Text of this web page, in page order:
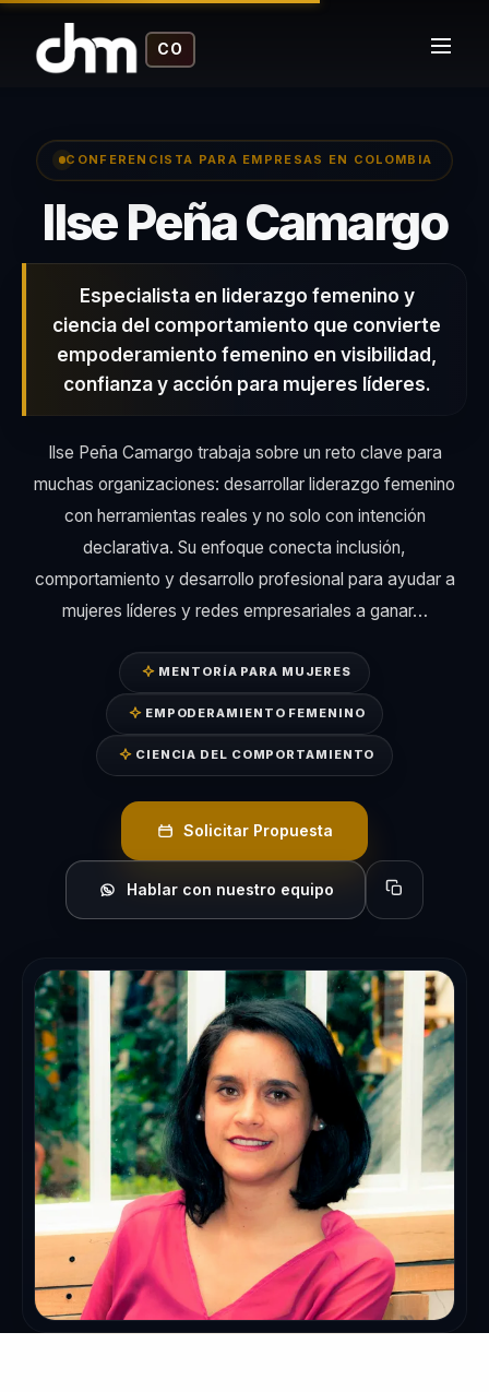
CO
CONFERENCISTA PARA EMPRESAS EN COLOMBIA
Ilse Peña Camargo–
Especialista en liderazgo femenino y
ciencia del comportamiento que convierte
empoderamiento femenino en visibilidad,
confianza y acción para mujeres líderes.
Ilse Peña Camargo trabaja sobre un reto clave para
muchas organizaciones: desarrollar liderazgo femenino
con herramientas reales y no solo con intención
declarativa. Su enfoque conecta inclusión,
comportamiento y desarrollo profesional para ayudar a
mujeres líderes y redes empresariales a ganar…
MENTORÍA PARA MUJERES
EMPODERAMIENTO FEMENINO
CIENCIA DEL COMPORTAMIENTO
Solicitar Propuesta
Hablar con nuestro equipo Copiar perfil